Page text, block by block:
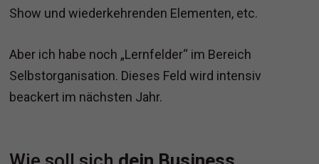
Show und wiederkehrenden Elementen, etc.
Aber ich habe noch „Lernfelder“ im Bereich
Selbstorganisation. Dieses Feld wird intensiv
beackert im nächsten Jahr.